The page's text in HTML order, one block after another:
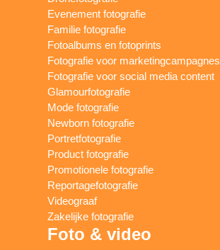
Evenement fotografie
Familie fotografie
Fotoalbums en fotoprints
Fotografie voor marketingcampagnes
Fotografie voor social media content
Glamourfotografie
Mode fotografie
Newborn fotografie
Portretfotografie
Product fotografie
Promotionele fotografie
Reportagefotografie
Videograaf
Zakelijke fotografie
Foto & video